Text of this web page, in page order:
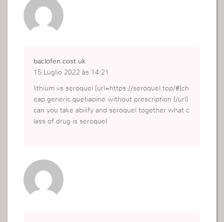
baclofen cost uk
15 Luglio 2022 às 14:21
lithium vs seroquel [url=https://seroquel.top/#]ch
eap generic quetiapine without prescription [/url]
can you take abilify and seroquel together what c
lass of drug is seroquel